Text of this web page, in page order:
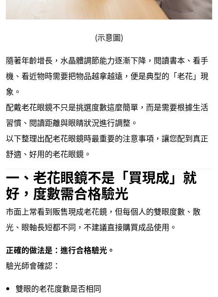
(示意圖)
隨著年齡增長，水晶體調節能力逐漸下降，閱讀書本、看手
機、看近物時需要把物品越拿越遠，便是典型的「老花」現
象。
配戴老花眼鏡不只是挑選度數這麼簡單，而是需要根據生活
習慣、閱讀距離與眼睛狀況進行調整。
以下整理出配老花眼鏡時最重要的注意事項，讓您配到真正
舒適、好用的老花眼鏡。
一、老花眼鏡不是「買現成」就
好，度數需合格驗光
市面上常看到販售現成老花鏡，但每個人的雙眼度數、散
光、眼軸長短都不同，不建議直接購買成品使用。
正確的做法是：進行合格驗光。
驗光師會確認：
雙眼的老花度數是否相同